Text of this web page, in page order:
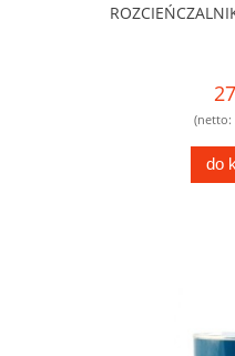
(netto:
do